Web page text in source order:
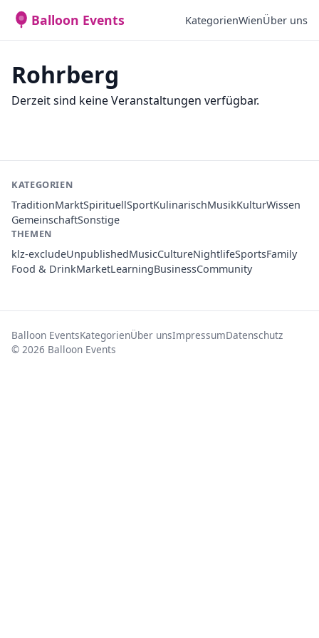
Balloon Events KategorienWienÜber uns
Rohrberg
Derzeit sind keine Veranstaltungen verfügbar.
KATEGORIEN
TraditionMarktSpirituellSportKulinarischMusikKulturWissen
GemeinschaftSonstige
THEMEN
klz-excludeUnpublishedMusicCultureNightlifeSportsFamily
Food & DrinkMarketLearningBusinessCommunity
Balloon EventsKategorienÜber unsImpressumDatenschutz
© 2026 Balloon Events